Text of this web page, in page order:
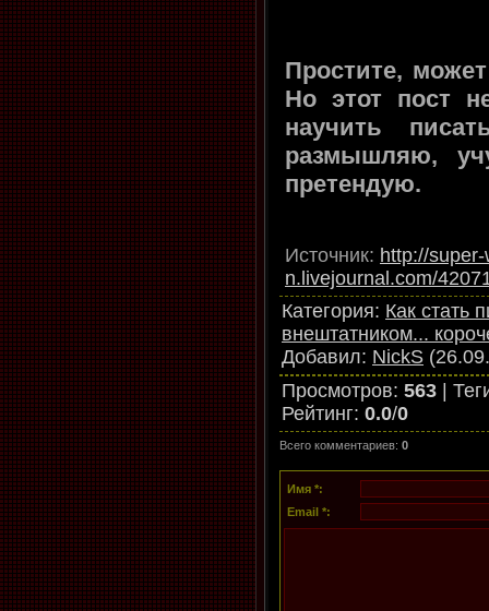
Простите,
Но этот пост
научить
размышляю,
претендую.
Источник: http://
n.livejournal.com/
Категория: Как стать
внештатником...
Добавил: NickS
Просмотров: 563 |
Рейтинг: 0.0/0
Всего комментариев: 0
Имя *:
Email *: